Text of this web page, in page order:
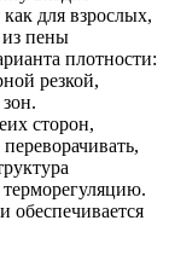
для взрослых,
из пены
плотности:
резкой,
сторон,
обеспечивается